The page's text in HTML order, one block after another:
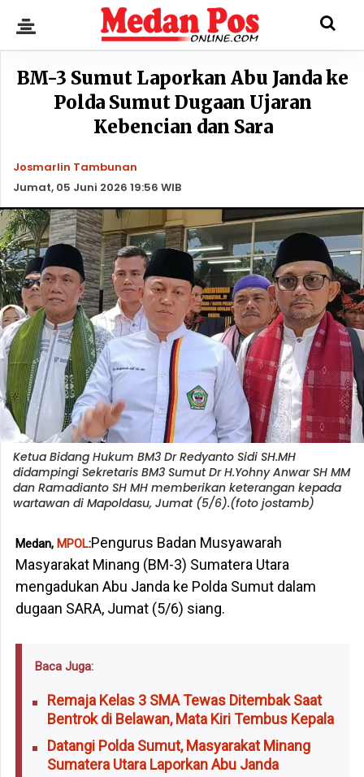
BM-3 Sumut Laporkan Abu Janda ke
Polda Sumut Dugaan Ujaran
Kebencian dan Sara
Josmarlin Tambunan
Jumat, 05 Juni 2026 19:56 WIB
Ketua Bidang Hukum BM3 Dr Redyanto Sidi SH.MH
didampingi Sekretaris BM3 Sumut Dr H.Yohny Anwar SH MM
dan Ramadianto SH MH memberikan keterangan kepada
wartawan di Mapoldasu, Jumat (5/6).(foto jostamb)
Medan, MPOL:Pengurus Badan Musyawarah
Masyarakat Minang (BM-3) Sumatera Utara
mengadukan Abu Janda ke Polda Sumut dalam
dugaan SARA, Jumat (5/6) siang.
Baca Juga:
Remaja Kelas 3 SMA Tewas Ditembak Saat
Bentrok di Belawan, Mata Kiri Tembus Kepala
Datangi Polda Sumut, Masyarakat Minang
Sumatera Utara Laporkan Abu Janda